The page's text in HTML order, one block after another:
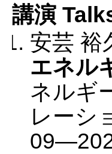
講演
安芸 裕
エネル
ネルギ
レーシ
09—